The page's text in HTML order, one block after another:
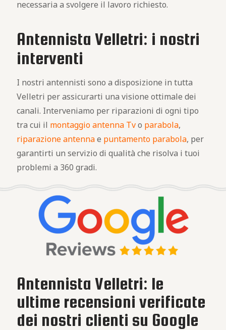
necessaria a svolgere il lavoro richiesto.
Antennista Velletri: i nostri
interventi
I nostri antennisti sono a disposizione in tutta
Velletri per assicurarti una visione ottimale dei
canali. Interveniamo per riparazioni di ogni tipo
tra cui il montaggio antenna Tvo parabola,
riparazione antennae puntamento parabola, per
garantirti un servizio di qualità che risolva i tuoi
problemi a 360 gradi.
Antennista Velletri: le
ultime recensioni verificate
dei nostri clienti su Google